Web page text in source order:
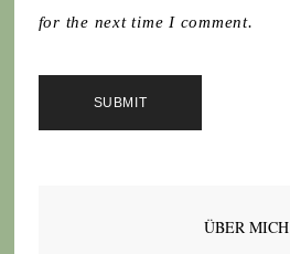
for the next time I comment.
ÜBER MICH